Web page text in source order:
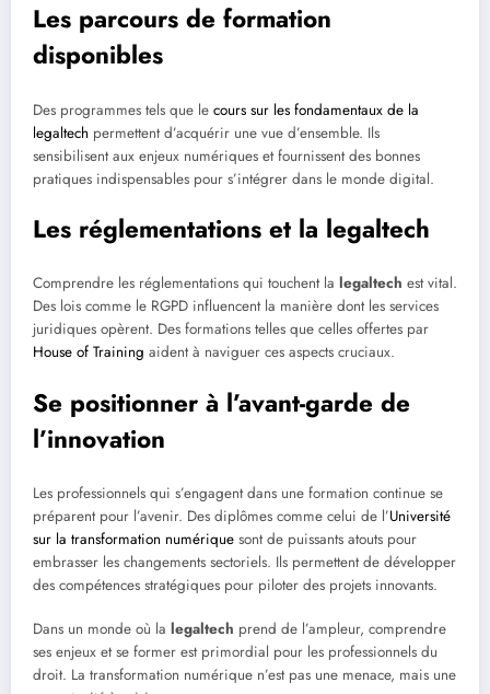
Les parcours de formation
disponibles
Des programmes tels que le cours sur les fondamentaux de la
legaltech permettent d’acquérir une vue d’ensemble. Ils
sensibilisent aux enjeux numériques et fournissent des bonnes
pratiques indispensables pour s’intégrer dans le monde digital.
Les réglementations et la legaltech
Comprendre les réglementations qui touchent la legaltech est vital.
Des lois comme le RGPD influencent la manière dont les services
juridiques opèrent. Des formations telles que celles offertes par
House of Training aident à naviguer ces aspects cruciaux.
Se positionner à l’avant-garde de
l’innovation
Les professionnels qui s’engagent dans une formation continue se
préparent pour l’avenir. Des diplômes comme celui de l’Université
sur la transformation numérique sont de puissants atouts pour
embrasser les changements sectoriels. Ils permettent de développer
des compétences stratégiques pour piloter des projets innovants.
Dans un monde où la legaltech prend de l’ampleur, comprendre
ses enjeux et se former est primordial pour les professionnels du
droit. La transformation numérique n’est pas une menace, mais une